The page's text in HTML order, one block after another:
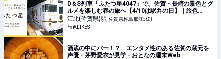
D＆S列車「ふたつ星4047」で、佐賀・長崎の景色とグ
ルメを楽しむ春の旅へ【4/10は駅弁の日】｜旅色
LIKES
江北(佐賀県)駅 佐賀県杵島郡江北町
旅色LIKES
酒蔵の中にバー！？ エンタメ性のある佐賀の蔵元を
声優・茅野愛衣が見学 - おとなの週末Web